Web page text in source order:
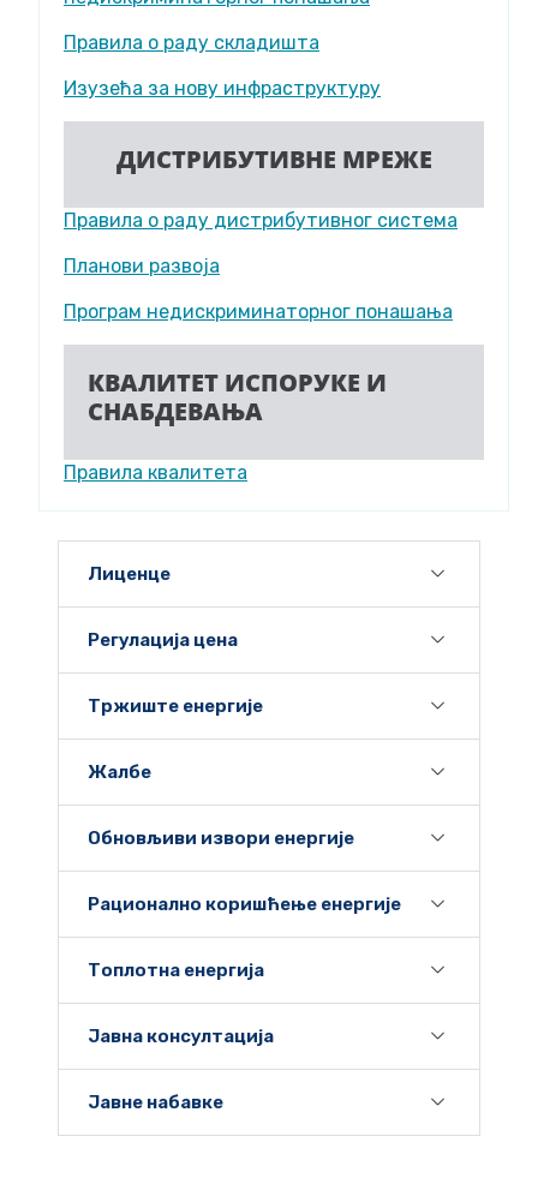
Правила о раду складишта
Изузећа за нову инфраструктуру
ДИСТРИБУТИВНЕ МРЕЖЕ
Правила о раду дистрибутивног система
Планови развоја
Програм недискриминаторног понашања
КВАЛИТЕТ ИСПОРУКЕ И
СНАБДЕВАЊА
Правила квалитета
Лиценце
Регулација цена
Тржиште енергије
Жалбе
Обновљиви извори енергије
Рационално коришћење енергије
Топлотна енергија
Јавна консултација
Јавне набавке